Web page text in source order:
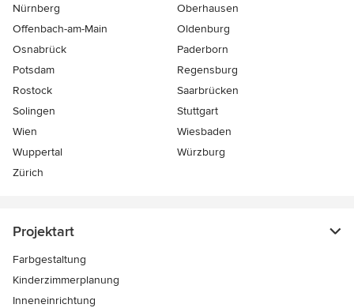
Nürnberg
Oberhausen
Offenbach-am-Main
Oldenburg
Osnabrück
Paderborn
Potsdam
Regensburg
Rostock
Saarbrücken
Solingen
Stuttgart
Wien
Wiesbaden
Wuppertal
Würzburg
Zürich
Projektart
Farbgestaltung
Kinderzimmerplanung
Inneneinrichtung